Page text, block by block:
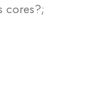
cores?;